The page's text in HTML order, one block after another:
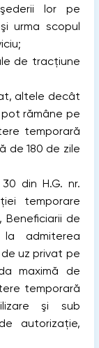
lor pe
urma scopul
de tracţiune
altele decât
pot rămâne pe
temporară
de 180 de zile
din H.G. nr.
temporare
Beneficiarii de
admiterea
uz privat pe
maximă de
temporară
şi sub
autorizaţie,